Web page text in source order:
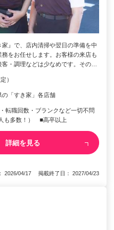
』で、店内清掃や翌日の準備を中
をお任せします。お客様の来店も
客・調理などは少なめです。その…
）
「すき家」各店舗
転職回数・ブランクなど一切不問
も多数！） ■高卒以上
詳細を見る
2026/04/17 掲載終了日： 2027/04/23